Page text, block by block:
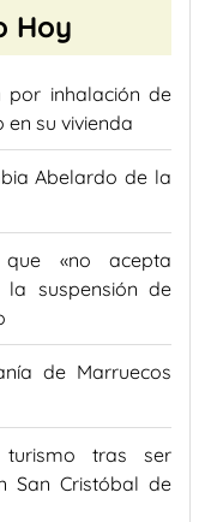
Hoy
por inhalación de
su vivienda
Abelardo de la
«no acepta
suspensión de
de Marruecos
tras ser
San Cristóbal de